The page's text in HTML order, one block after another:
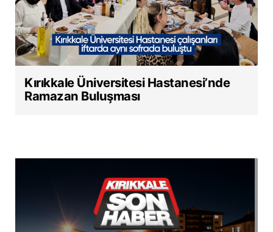
Kırıkkale Üniversitesi Hastanesi’nde
Ramazan Buluşması